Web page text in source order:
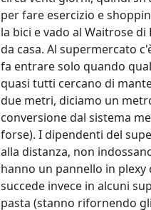
per fare esercizio e
la bici e vado al Waitrose
da casa. Al supermercato
fa entrare solo quando
quasi tutti cercano di
due metri, diciamo un
conversione dal sistema
forse). I dipendenti del
alla distanza, non
hanno un pannello in plexy
succede invece in alcuni
pasta (stanno rifornendo